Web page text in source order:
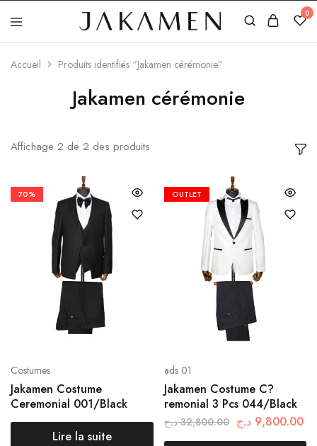
Jakamen
Algérie
0
Accueil Produits identifiés “Jakamen cérémonie”
Jakamen cérémonie
Affichage 2 de 2 des produits
70%
Costumes
Jakamen Costume
Ceremonial 001/Black
Lire la suite
OUTLET
ads 01
Jakamen Costume C?
remonial 3 Pcs 044/Black
32,800.00 د.ج 9,800.00 د.ج